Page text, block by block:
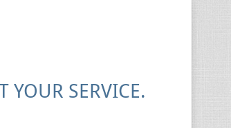
YOUR SERVICE.